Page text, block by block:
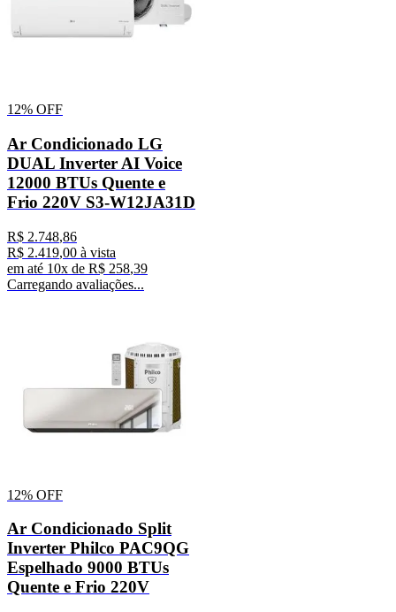
12% OFF
Ar Condicionado LG
DUAL Inverter AI Voice
12000 BTUs Quente e
Frio 220V S3-W12JA31D
R$ 2.748,86
R$ 2.419,00 à vista
em até 10x de R$ 258,39
Carregando avaliações...
12% OFF
Ar Condicionado Split
Inverter Philco PAC9QG
Espelhado 9000 BTUs
Quente e Frio 220V